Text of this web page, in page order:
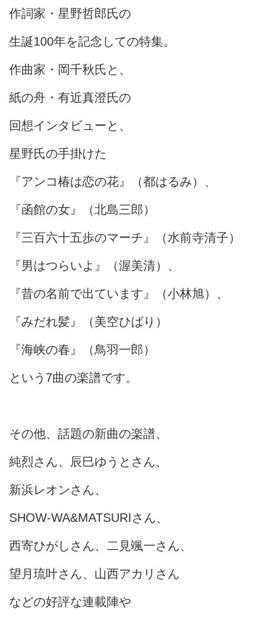
作詞家・星野哲郎氏の
生誕100年を記念しての特集。
作曲家・岡千秋氏と、
紙の舟・有近真澄氏の
回想インタビューと、
星野氏の手掛けた
『アンコ椿は恋の花』（都はるみ）、
『函館の女』（北島三郎）
『三百六十五歩のマーチ』（水前寺清子）
『男はつらいよ』（渥美清）、
『昔の名前で出ています』（小林旭）、
『みだれ髪』（美空ひばり）
『海峡の春』（鳥羽一郎）
という7曲の楽譜です。
その他、話題の新曲の楽譜、
純烈さん、辰巳ゆうとさん、
新浜レオンさん、
SHOW-WA&MATSURIさん、
西寄ひがしさん、二見颯一さん、
望月琉叶さん、山西アカリさん
などの好評な連載陣や